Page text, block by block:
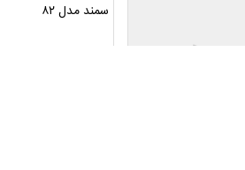
سمند مدل ۸۲